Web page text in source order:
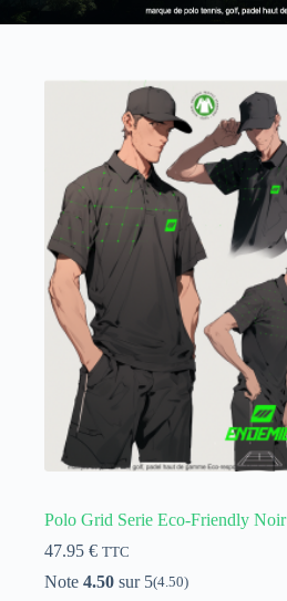
Polo Grid Serie Eco-Friendly Noir
47.95 € TTC
Note 4.50 sur 5(4.50)